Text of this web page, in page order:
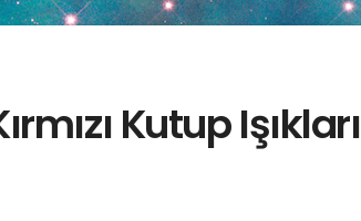
Kutup Işıkları